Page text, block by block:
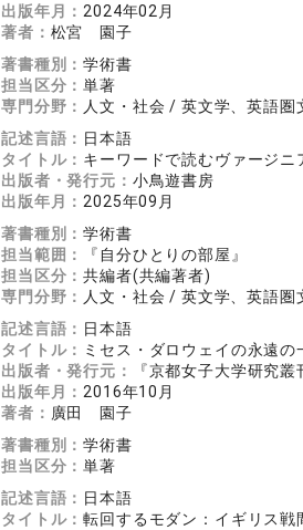
出版年月： 2024年02月
著者： 松宮 園子
著書種別：学術書
担当区分：単著
専門分野： 人文・社会 / 英文学、英語圏
記述言語： 日本語
タイトル： キーワードで読むヴァージニ
出版者・発行元： 小鳥遊書房
出版年月： 2025年09月
著書種別：学術書
担当範囲：
『自分ひとりの部屋』
担当区分：共編者(共編著者)
専門分野： 人文・社会 / 英文学、英語圏
記述言語： 日本語
タイトル： ミセス・ダロウェイの永遠
出版者・発行元：
『京都女子大学研究
出版年月： 2016年10月
著者： 廣田 園子
著書種別：学術書
担当区分：単著
記述言語： 日本語
タイトル：転回するモダン：イギリス戦